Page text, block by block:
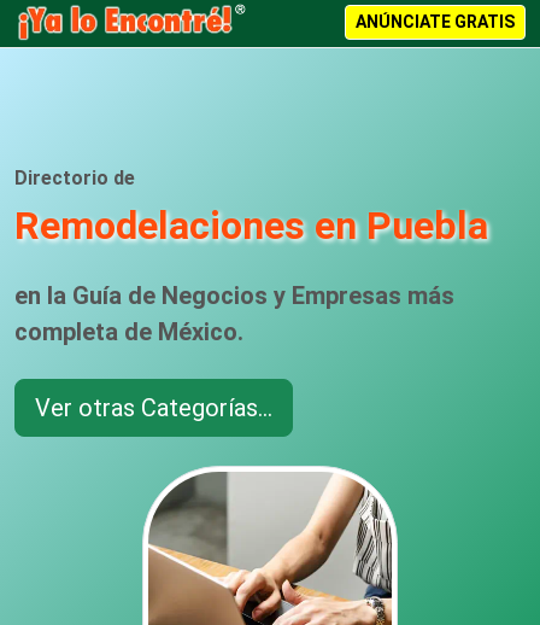
ANÚNCIATE GRATIS
Directorio de
Remodelaciones en Puebla
en la Guía de Negocios y Empresas más
completa de México.
Ver otras Categorías...